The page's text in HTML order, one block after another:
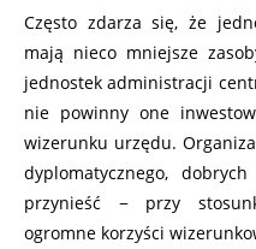
Często zdarza się, że
mają nieco mniejsze
jednostek administracji
nie powinny one
wizerunku urzędu.
dyplomatycznego,
przynieść − przy
ogromne korzyści